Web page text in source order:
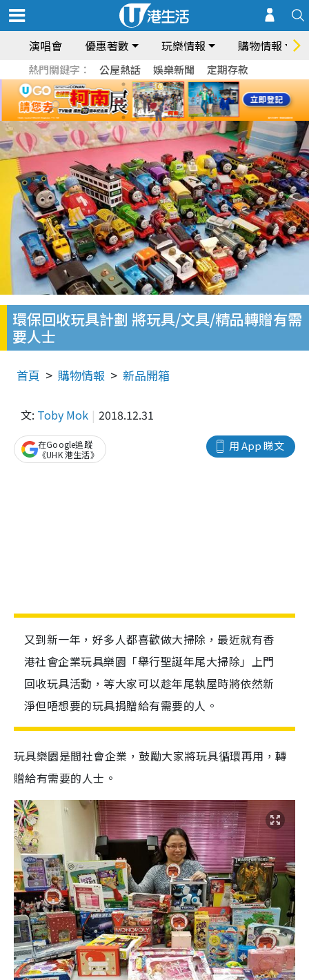
演唱會 優惠著數 玩樂情報 購物情報
熱門關鍵字： 公屋熱話 娛樂新聞 定期存款
環保回收玩具計劃 將玩具/文具/精品轉贈有需
要人士
首頁 購物情報 新品開箱
文: Toby Mok 2018.12.31
用 App 睇文
在Google追蹤
《UHK 港生活》
又到新一年，好多人都喜歡做大掃除，最近就有香
港社會企業玩具樂園「舉行聖誕年尾大掃除」上門
回收玩具活動，等大家可以趁年尾執屋時將依然新
淨但唔想要的玩具捐贈給有需要的人。
玩具樂園是間社會企業，鼓勵大家將玩具循環再用，轉
贈給有需要的人士。